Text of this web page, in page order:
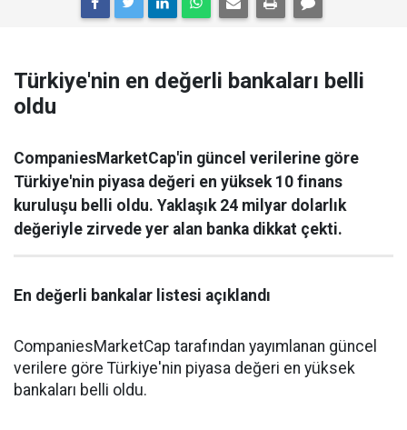
Türkiye'nin en değerli bankaları belli
oldu
CompaniesMarketCap'in güncel verilerine göre
Türkiye'nin piyasa değeri en yüksek 10 finans
kuruluşu belli oldu. Yaklaşık 24 milyar dolarlık
değeriyle zirvede yer alan banka dikkat çekti.
En değerli bankalar listesi açıklandı
CompaniesMarketCap tarafından yayımlanan güncel
verilere göre Türkiye'nin piyasa değeri en yüksek
bankaları belli oldu.